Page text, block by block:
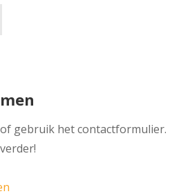
gebruik het contactformulier.